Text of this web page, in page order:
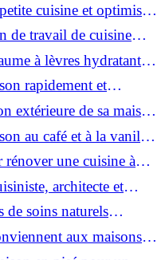
cuisine et optimiser
de travail de cuisine
étapeà lèvres hydratant et
rapidement et
extérieure de sa maison
et durable ?
au café et à la vanille
une cuisine à
locales ?
architecte et
?
de soins naturels
aux maisons et
?